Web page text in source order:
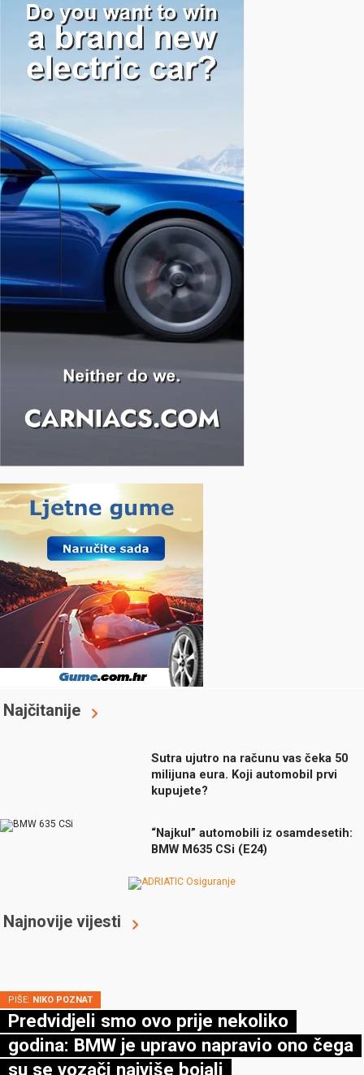
Najčitanije
Sutra ujutro na računu vas čeka 50
milijuna eura. Koji automobil prvi
kupujete?
“Najkul” automobili iz osamdesetih:
BMW M635 CSi (E24)
Najnovije vijesti
PIŠE: NIKO POZNAT
Predvidjeli smo ovo prije nekoliko
godina: BMW je upravo napravio ono čega
su se vozači najviše bojali